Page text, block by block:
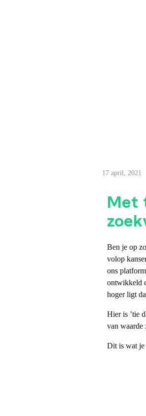
M
e
t
t
r
o
t
17 april, 2021
Met
Ben je op
volop
ons
ontwikkeld
hoger ligt
Hier is ’tie
van waarde
Dit is wat je